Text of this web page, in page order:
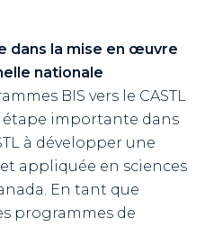
dans la mise en œuvre
nationale
BIS vers le CASTL
importante dans
à développer une
appliquée en sciences
En tant que
programmes de